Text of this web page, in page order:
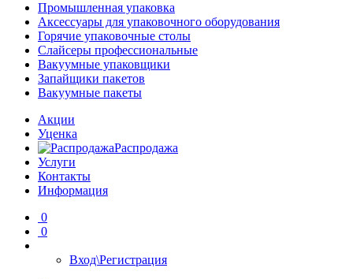
Промышленная упаковка
Аксессуары для упаковочного оборудования
Горячие упаковочные столы
Слайсеры профессиональные
Вакуумные упаковщики
Запайщики пакетов
Вакуумные пакеты
Акции
Уценка
Распродажа
Услуги
Контакты
Информация
0
0
Вход\Регистрация